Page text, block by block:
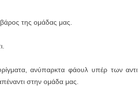
της ομάδας μας.
ανύπαρκτα φάουλ υπέρ των
στην ομάδα μας.